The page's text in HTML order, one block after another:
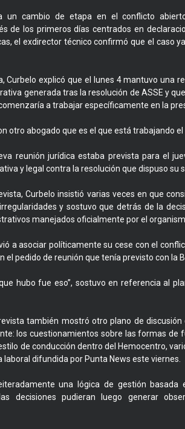
un cambio de etapa en el conflicto
de los primeros días centrados en
el exdirector técnico confirmó que el caso
Curbelo explicó que el lunes 4 mantuvo una
generada tras la resolución de ASSE y
a trabajar específicamente en la
otro abogado que es el que está trabajando el
reunión jurídica estaba prevista para el
y legal contra la resolución que dispuso su
Curbelo insistió varias veces en que
y sostuvo que detrás de la
manejados oficialmente por el
a asociar políticamente su cese con el
el pedido de reunión que tenía previsto con la
hubo fue eso”, sostuvo en referencia al
también mostró otro plano de
los cuestionamientos sobre las formas de
de conducción dentro del Hemocentro,
laboral difundida por Punta News este viernes.
una lógica de gestión basada
decisiones pudieran luego generar